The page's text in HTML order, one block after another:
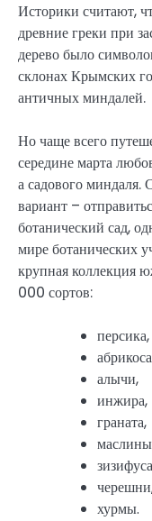
Историки считают,
древние греки при
дерево было
склонах Крымских
античных миндалей.
Но чаще всего
середине марта
а садового
вариант –
ботанический сад,
мире ботанических
крупная коллекция
000 сортов:
персика,
алычи,
инжира,
граната,
хурмы.